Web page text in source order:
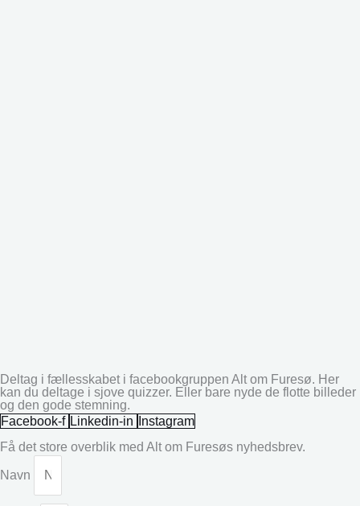
Deltag i fællesskabet i facebookgruppen Alt om Furesø. Her
kan du deltage i sjove quizzer. Eller bare nyde de flotte billeder
og den gode stemning.
Facebook-f Linkedin-in
Instagram
Få det store overblik med Alt om Furesøs nyhedsbrev.
Navn